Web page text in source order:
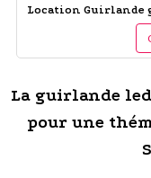
Location Guirlande
La guirlande
pour une